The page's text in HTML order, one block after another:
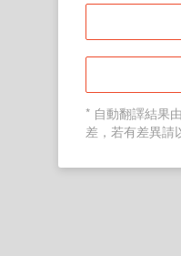
* 自動翻譯結果
差，若有差異請